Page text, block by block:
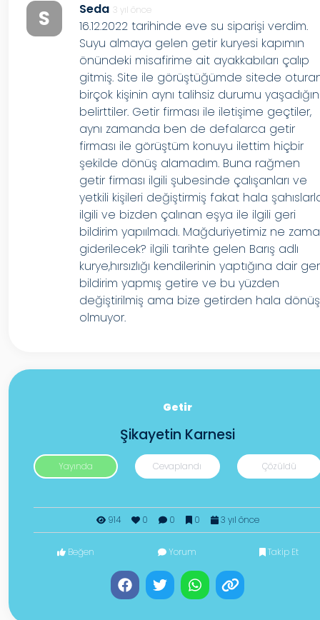
S Seda 3 yıl önce
16.12.2022 tarihinde eve su siparişi verdim.
Suyu almaya gelen getir kuryesi kapımın
önündeki misafirime ait ayakkabıları çalıp
gitmiş. Site ile görüştüğümde sitede
birçok kişinin aynı talihsiz durumu
belirttiler. Getir firması ile iletişime geçtiler,
aynı zamanda ben de defalarca getir
firması ile görüştüm konuyu ilettim hiçbir
şekilde dönüş alamadım. Buna rağmen
getir firması ilgili şubesinde çalışanları ve
yetkili kişileri değiştirmiş fakat hala
ilgili ve bizden çalınan eşya ile ilgili geri
bildirim yapıılmadı. Mağduriyetimiz ne
giderilecek? ilgili tarihte gelen Barış adlı
kurye,hırsızlığı kendilerinin yaptığına dair
bildirim yapmış getire ve bu yüzden
değiştirilmiş ama bize getirden hala dönüş
olmuyor.
Getir
Şikayetin Karnesi
Yayında Cevaplandı Çözüldü
914 0 0 0 3 yıl önce
Beğen Yorum Takip Et